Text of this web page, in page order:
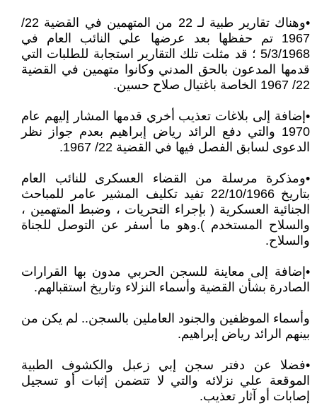
•وهناك تقارير طبية لـ 22 من المتهمين في القضية 22/
1967 تم حفظها بعد عرضها علي النائب العام في
5/3/1968 ؛ قد مثلت تلك التقارير استجابة للطلبات التي
قدمها المدعون بالحق المدني وكانوا متهمين في القضية
22/ 1967 الخاصة باغتيال صلاح حسين.
•إضافة إلى بلاغات تعذيب أخري قدمها المشار إليهم عام
1970 والتي دفع الرائد رياض إبراهيم بعدم جواز نظر
الدعوى لسابق الفصل فيها في القضية 22/ 1967.
•ومذكرة مرسلة من القضاء العسكرى للنائب العام
بتاريخ 22/10/1966 تفيد تكليف المشير عامر للمباحث
الجنائية العسكرية ( بإجراء التحريات ، وضبط المتهمين ،
والسلاح المستخدم ).وهو ما أسفر عن التوصل للجناة
والسلاح.
•إضافة إلى معاينة للسجن الحربي مدون بها القرارات
الصادرة بشأن القضية وأسماء النزلاء وتاريخ استقبالهم.
وأسماء الموظفين والجنود العاملين بالسجن.. لم يكن من
بينهم الرائد رياض إبراهيم.
•فضلا عن دفتر سجن إبي زعبل والكشوف الطبية
الموقعة علي نزلائه والتي لا تتضمن إثبات أو تسجيل
إصابات أو آثار تعذيب.